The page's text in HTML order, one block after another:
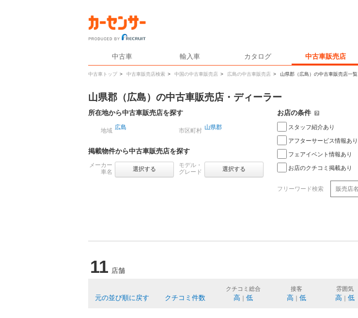
中古車 輸入車 カタログ 中古車販売店
中古車トップ > 中古車販売店検索 > 中国の中古車販売店 > 広島の中古車販売店 > 山県郡（広島）の中古車販売店一覧
山県郡（広島）の中古車販売店・ディーラー
所在地から中古車販売店を探す
地域 広島 市区町村 山県郡
掲載物件から中古車販売店を探す
メーカー
車名
選択する
モデル・
グレード
選択する
お店の条件
スタッフ紹介あり
アフターサービス情報あり
フェアイベント情報あり
お店のクチコミ掲載あり
フリーワード検索
11 店舗
元の並び順に戻す クチコミ件数
クチコミ総合
高 低
接客
高 低
雰囲気
高 低